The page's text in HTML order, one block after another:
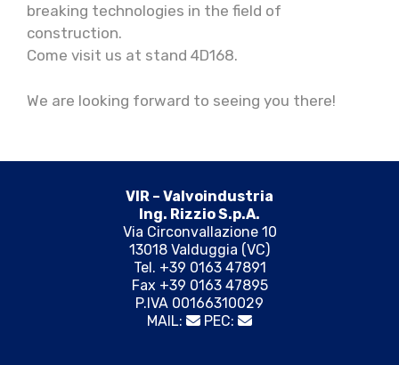
breaking technologies in the field of
construction.
Come visit us at stand 4D168.
We are looking forward to seeing you there!
VIR – Valvoindustria
Ing. Rizzio S.p.A.
Via Circonvallazione 10
13018 Valduggia (VC)
Tel. +39 0163 47891
Fax +39 0163 47895
P.IVA 00166310029
MAIL:
PEC: